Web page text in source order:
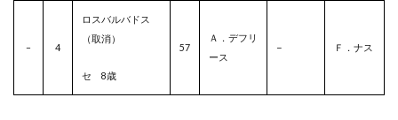
– 4
ロスバルバドス
（取消）
セ 8歳
57
Ａ．デフリ
ース
– Ｆ．ナス